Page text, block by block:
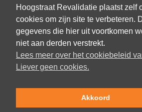
Hoogstraat Revalidatie plaatst zelf
cookies om zijn site te verbeteren.
gegevens die hier uit voortkomen
niet aan derden verstrekt.
Lees meer over het cookiebeleid
Liever geen cookies.
Akkoord
Procedure onderzoeker
Volg ons